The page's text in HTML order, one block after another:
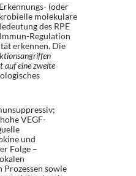
(oder
molekulare
des RPE
Regulation
erkennen. Die
auf eine zweite
VEGF-
und
Folge –
sowie